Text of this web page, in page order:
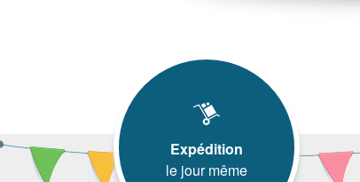
Expédition
le jour même